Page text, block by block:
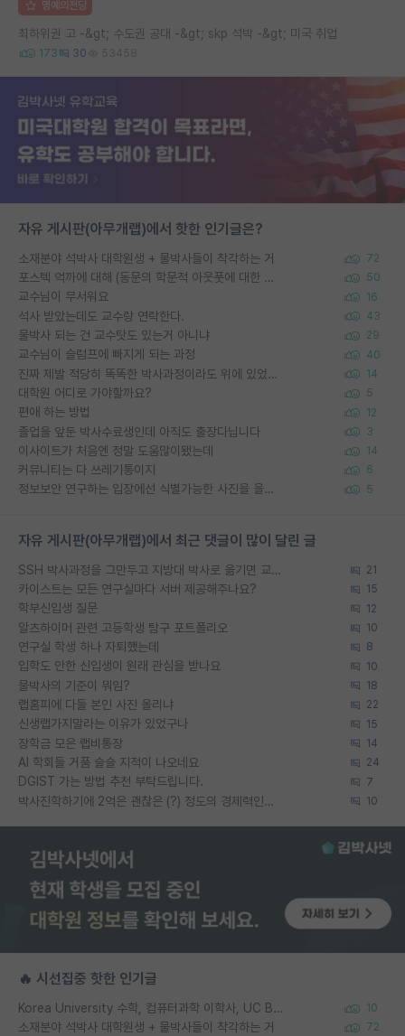
명예의전당
최하위권 고 -&gt; 수도권 공대 -&gt; skp 석박 -&gt; 미국 취업
173 30 53458
자유 게시판(아무개랩)에서 핫한 인기글은?
소재분야 석박사 대학원생 + 물박사들이 착각하는 거 72
포스텍 억까에 대해 (동문의 학문적 아웃풋에 대한 반박) 50
교수님이 무서워요 16
석사 받았는데도 교수랑 연락한다. 43
물박사 되는 건 교수탓도 있는거 아니냐 29
교수님이 슬럼프에 빠지게 되는 과정 40
진짜 제발 적당히 똑똑한 박사과정이라도 위에 있었으면.. 14
대학원 어디로 가야할까요? 5
편애 하는 방법 12
졸업을 앞둔 박사수료생인데 아직도 출장다닙니다 3
이사이트가 처음엔 정말 도움많이됐는데 14
커뮤니티는 다 쓰레기통이지 6
정보보안 연구하는 입장에선 식별가능한 사진을 올리는건 비추이긴함 5
자유 게시판(아무개랩)에서 최근 댓글이 많이 달린 글
SSH 박사과정을 그만두고 지방대 박사로 옮기면 교수의 꿈은 끝일까요? 21
카이스트는 모든 연구실마다 서버 제공해주나요? 15
학부신입생 질문 12
알츠하이머 관련 고등학생 탐구 포트폴리오 10
연구실 학생 하나 자퇴했는데 8
입학도 안한 신입생이 원래 관심을 받나요 10
물박사의 기준이 뭐임? 18
랩홈피에 다들 본인 사진 올리냐 22
신생랩가지말라는 이유가 있었구나 15
장학금 모은 랩비통장 14
AI 학회들 거품 슬슬 지적이 나오네요 24
DGIST 가는 방법 추천 부탁드립니다. 7
박사진학하기에 2억은 괜찮은 (?) 정도의 경제력인가요 10
🔥 시선집중 핫한 인기글
Korea University 수학, 컴퓨터과학 이학사, UC Berkeley 산업공학 대학원 공학박사가 되는 것은 쉽지 않겠죠? 10
소재분야 석박사 대학원생 + 물박사들이 착각하는 거 72